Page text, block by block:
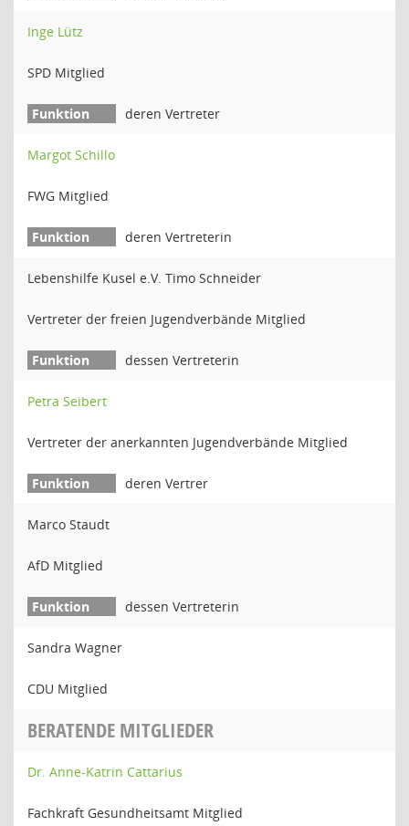
Inge Lütz
SPD Mitglied
deren Vertreter
Margot Schillo
FWG Mitglied
deren Vertreterin
Lebenshilfe Kusel e.V. Timo Schneider
Vertreter der freien Jugendverbände Mitglied
dessen Vertreterin
Petra Seibert
Vertreter der anerkannten Jugendverbände Mitglied
deren Vertrer
Marco Staudt
AfD Mitglied
dessen Vertreterin
Sandra Wagner
CDU Mitglied
BERATENDE MITGLIEDER
Dr. Anne-Katrin Cattarius
Fachkraft Gesundheitsamt Mitglied